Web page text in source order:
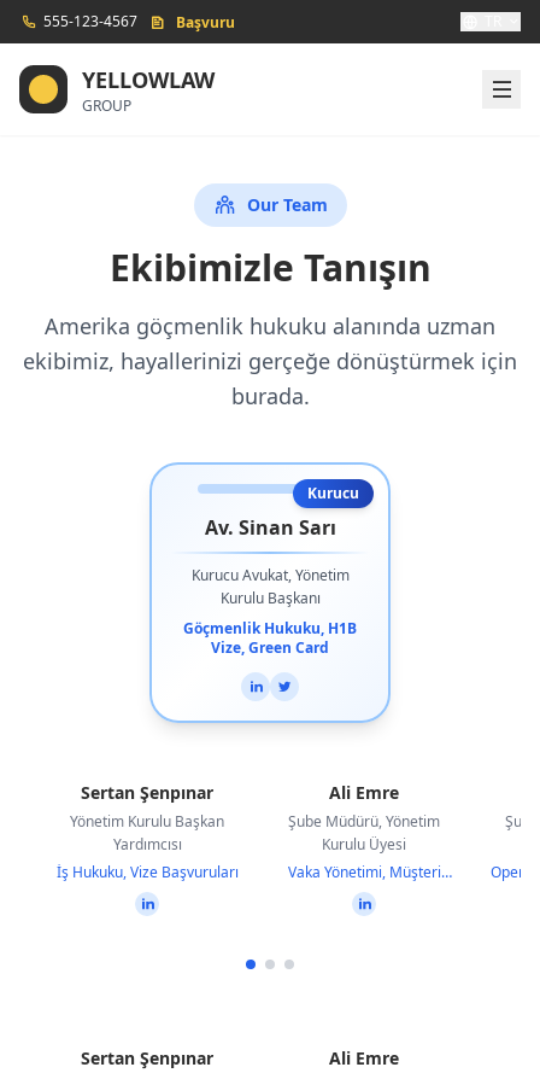
555-123-4567 Başvuru
YELLOWLAW
GROUP
Our Team
Ekibimizle Tanışın
Amerika göçmenlik hukuku alanında uzman
ekibimiz, hayallerinizi gerçeğe dönüştürmek için
burada.
Kurucu
Av. Sinan Sarı
Kurucu Avukat, Yönetim
Kurulu Başkanı
Göçmenlik Hukuku, H1B
Vize, Green Card
Sertan Şenpınar
Yönetim Kurulu Başkan
Yardımcısı
İş Hukuku, Vize Başvuruları
Ali Emre
Şube Müdürü, Yönetim
Kurulu Üyesi
Vaka Yönetimi, Müşteri
İlişkileri
Sertan Şenpınar Ali Emre